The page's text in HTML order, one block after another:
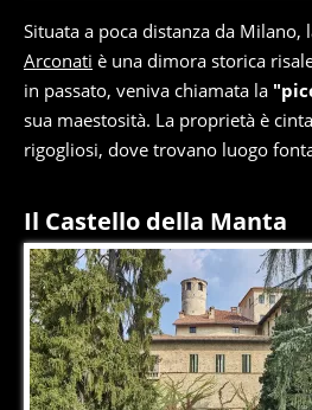
Situata a poca distanza da Milano,
Arconati è una dimora storica
in passato, veniva chiamata la
sua maestosità. La proprietà è
rigogliosi, dove trovano luogo
Il Castello della Manta